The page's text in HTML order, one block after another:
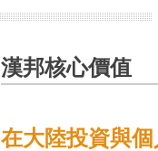
漢邦核心價值
在大陸投資與